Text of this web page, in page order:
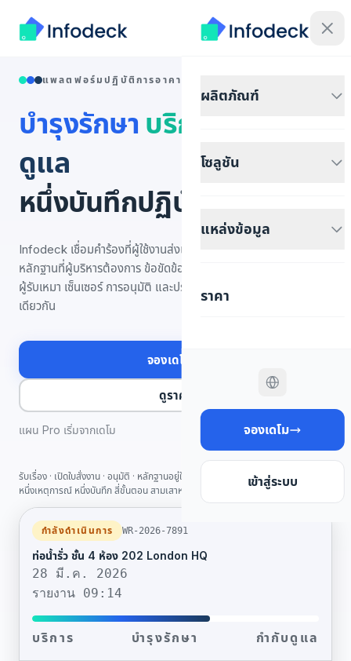
ผลิตภัณฑ์
โซลูชัน
แหล่งข้อมูล
ราคา
จองเดโม
เข้าสู่ระบบ
แพลตฟอร์มปฏิบัติการอาคาร
บำรุงรักษา บริการ
ดูแล
หนึ่งบันทึกปฏิบัติการ
Infodeck เชื่อมคำร้องที่ผู้ใช้งานส่งเข้ามา งานที่ทีมของคุณทำ และ
หลักฐานที่ผู้บริหารต้องการ ข้อขัดข้อง สินทรัพย์ ห้อง ผู้มาติดต่อ
ผู้รับเหมา เซ็นเซอร์ การอนุมัติ และประวัติบริการอยู่บนเส้นทาง
เดียวกัน
จองเดโม
ดูราคา
แผน Pro เริ่มจากเดโม
รับเรื่อง · เปิดใบสั่งงาน · อนุมัติ · หลักฐานอยู่ในบันทึก
หนึ่งเหตุการณ์ หนึ่งบันทึก สี่ขั้นตอน สามเสาหลัก
กำลังดำเนินการ WR-2026-7891
ท่อน้ำรั่ว ชั้น 4 ห้อง 202 London HQ
28 มี.ค. 2026
รายงาน 09:14
บริการ บำรุงรักษา กำกับดูแล